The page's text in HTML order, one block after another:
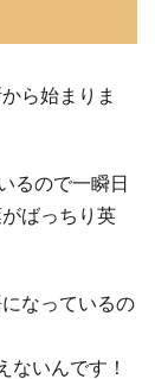
ら始まりま
るので一瞬日
ばっちり英
なっているの
ないんです！